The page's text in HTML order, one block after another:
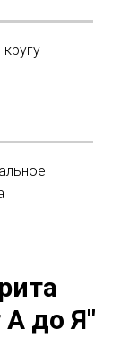
А до Я"